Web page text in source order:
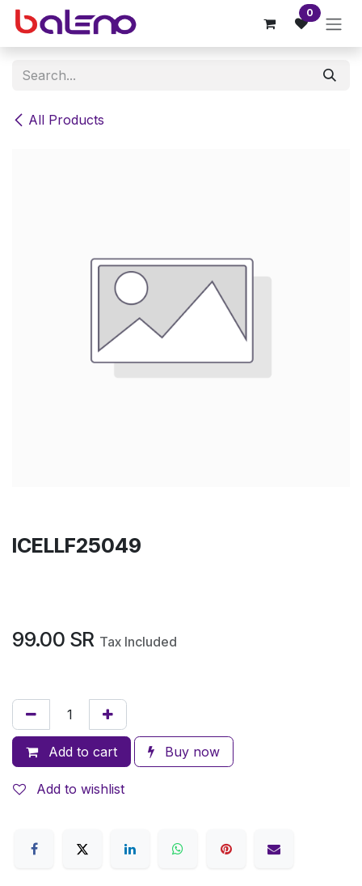
Skip to Content 0
All Products
ICELLF25049
99.00 SR Tax Included
Add to cart Buy now
Add to wishlist